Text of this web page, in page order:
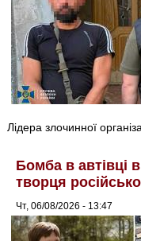
Лідера злочинної
Бомба в автівці
творця
Чт, 06/08/2026 - 13:47